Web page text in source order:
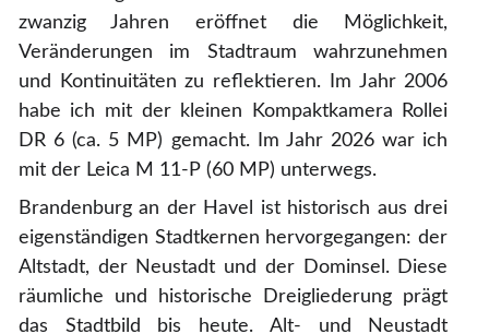
zwanzig Jahren eröffnet die Möglichkeit,
Veränderungen im Stadtraum wahrzunehmen
und Kontinuitäten zu reflektieren. Im Jahr 2006
habe ich mit der kleinen Kompaktkamera Rollei
DR 6 (ca. 5 MP) gemacht. Im Jahr 2026 war ich
mit der Leica M 11-P (60 MP) unterwegs.
Brandenburg an der Havel ist historisch aus drei
eigenständigen Stadtkernen hervorgegangen: der
Altstadt, der Neustadt und der Dominsel. Diese
räumliche und historische Dreigliederung prägt
das Stadtbild bis heute. Alt- und Neustadt